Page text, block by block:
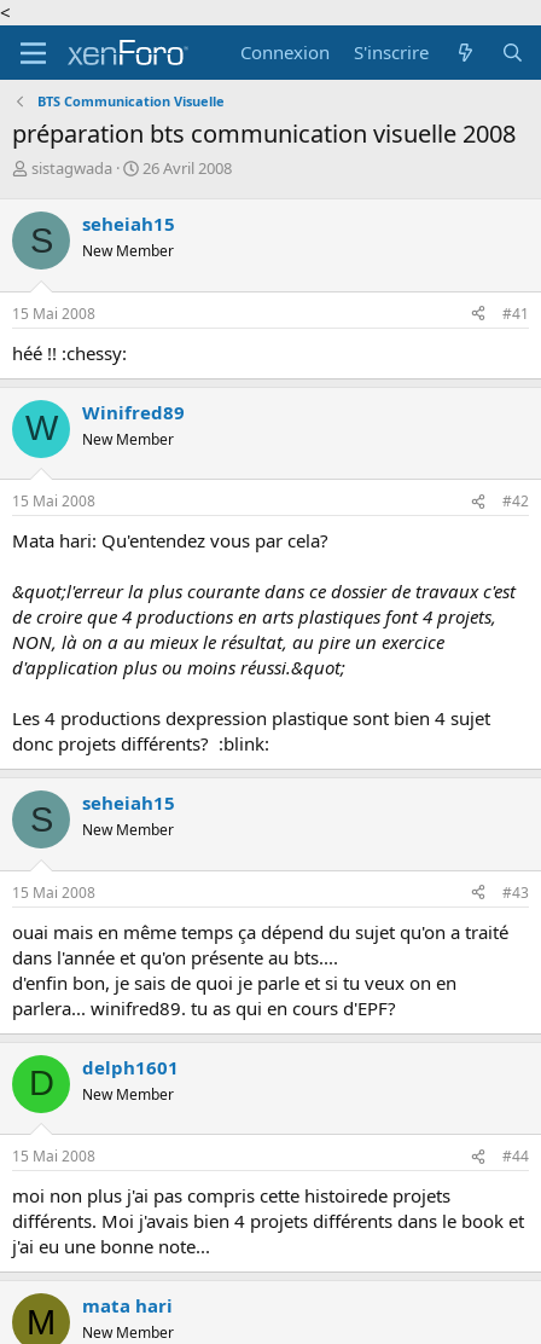
<
Connexion
S'inscrire
BTS Communication Visuelle
préparation bts communication visuelle 2008
A
t
e
u
r
d
e
l
a
d
i
s
u
s
s
i
sistagwada
D
e
d
d
t
26 Avril 2008
S seheiah15
New Member
15 Mai 2008 #41
héé !! :chessy:
W Winifred89
New Member
15 Mai 2008 #42
Mata hari: Qu'entendez vous par cela?
&quot;l'erreur la plus courante dans ce dossier de travaux c'est
de croire que 4 productions en arts plastiques font 4 projets,
NON, là on a au mieux le résultat, au pire un exercice
d'application plus ou moins réussi.&quot;
Les 4 productions dexpression plastique sont bien 4 sujet
donc projets différents? :blink:
S seheiah15
New Member
15 Mai 2008 #43
ouai mais en même temps ça dépend du sujet qu'on a traité
dans l'année et qu'on présente au bts....
d'enfin bon, je sais de quoi je parle et si tu veux on en
parlera... winifred89. tu as qui en cours d'EPF?
D delph1601
New Member
15 Mai 2008 #44
moi non plus j'ai pas compris cette histoirede projets
différents. Moi j'avais bien 4 projets différents dans le book et
j'ai eu une bonne note...
M mata hari
New Member